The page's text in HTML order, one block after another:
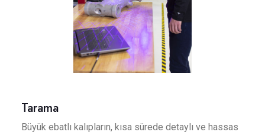
Tarama
Büyük ebatlı kalıpların, kısa sürede detaylı ve hassas